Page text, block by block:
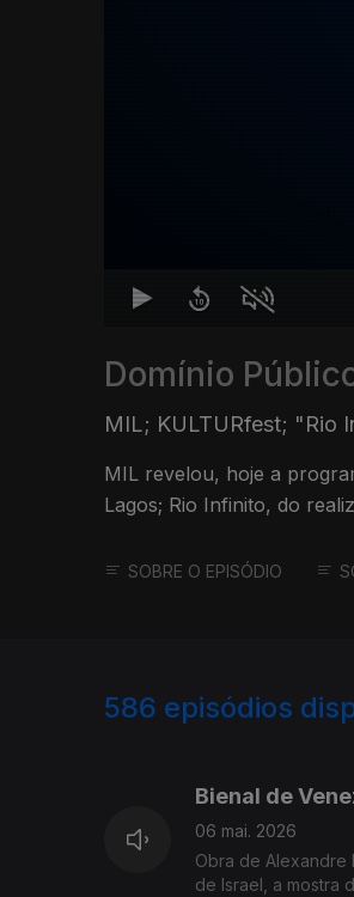
Domínio
MIL; KULTURfest; "Rio
MIL revelou, hoje a
Lagos; Rio Infinito, do
SOBRE O EPISÓDIO
586 episódios
Bienal de
06 mai. 2026
Obra de Alexandre
de Israel, a mostra